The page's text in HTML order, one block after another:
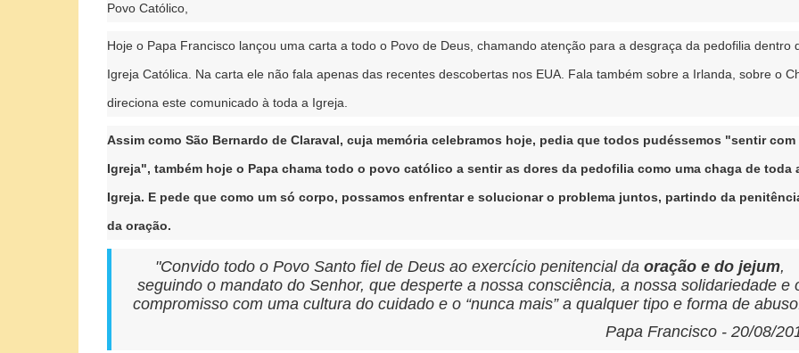
Povo Católico,
Hoje o Papa Francisco lançou uma carta a todo o Povo de Deus, chamando atenção para a desgraça da pedofilia dentro
Igreja Católica. Na carta ele não fala apenas das recentes descobertas nos EUA. Fala também sobre a Irlanda, sobre o
direciona este comunicado à toda a Igreja.
Assim como São Bernardo de Claraval, cuja memória celebramos hoje, pedia que todos pudéssemos "sentir com
Igreja", também hoje o Papa chama todo o povo católico a sentir as dores da pedofilia como uma chaga de toda
Igreja. E pede que como um só corpo, possamos enfrentar e solucionar o problema juntos, partindo da
da oração.
"Convido todo o Povo Santo fiel de Deus ao exercício penitencial da oração e do jejum,
seguindo o mandato do Senhor, que desperte a nossa consciência, a nossa solidariedade e
compromisso com uma cultura do cuidado e o “nunca mais” a qualquer tipo e forma de
Papa Francisco - 20/08/